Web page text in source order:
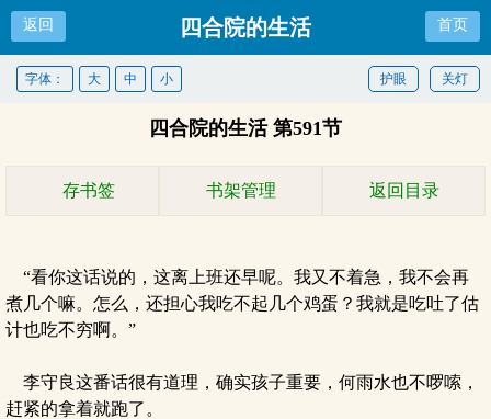
返回 四合院的生活 首页
关灯
护眼
字体： 大 中 小
四合院的生活 第591节
存书签 书架管理 返回目录
“看你这话说的，这离上班还早呢。我又不着急，我不会再
煮几个嘛。怎么，还担心我吃不起几个鸡蛋？我就是吃吐了估
计也吃不穷啊。”
李守良这番话很有道理，确实孩子重要，何雨水也不啰嗦，
赶紧的拿着就跑了。